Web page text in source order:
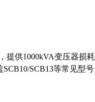
提供1000kVA变压器损耗
SCB13等常见型号